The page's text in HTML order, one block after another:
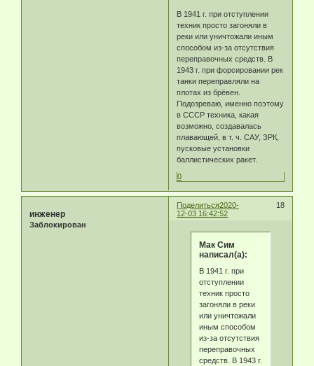
В 1941 г. при отступлении
техник просто загоняли в
реки или уничтожали иным
способом из-за отсутствия
переправочных средств. В
1943 г. при форсировании рек
танки переправляли на
плотах из брёвен.
Подозреваю, именно поэтому
в СССР техника, какая
возможно, создавалась
плавающей, в т. ч. САУ, ЗРК,
пусковые установки
баллистических ракет.
0
Поделиться 18
2020-
12-03 16:42:52
инженер
Заблокирован
Мак Сим
написал(а):
В 1941 г. при
отступлении
техник просто
загоняли в реки
или уничтожали
иным способом
из-за отсутствия
переправочных
средств. В 1943 г.